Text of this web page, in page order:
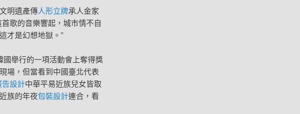
明遺產傳人形立牌承人金家
歌的音樂響起，城市情不自
才是幻想地獄。”
舉行的一項活動會上奪得獎
場，但當看到中國臺北代表
告設計中華平易近族兒女皆取
族的年夜包裝設計連合，看